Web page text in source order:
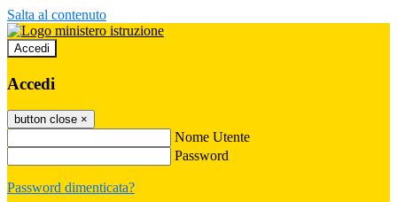
Salta al contenuto
Accedi
Accedi
button close ×
Nome Utente
Password
Password dimenticata?